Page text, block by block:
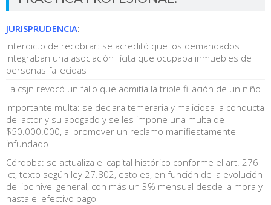
JURISPRUDENCIA:
Interdicto de recobrar: se acreditó que los demandados
integraban una asociación ilícita que ocupaba inmuebles de
personas fallecidas
La csjn revocó un fallo que admitía la triple filiación de un niño
Importante multa: se declara temeraria y maliciosa la conducta
del actor y su abogado y se les impone una multa de
$50.000.000, al promover un reclamo manifiestamente
infundado
Córdoba: se actualiza el capital histórico conforme el art. 276
lct, texto según ley 27.802, esto es, en función de la evolución
del ipc nivel general, con más un 3% mensual desde la mora y
hasta el efectivo pago